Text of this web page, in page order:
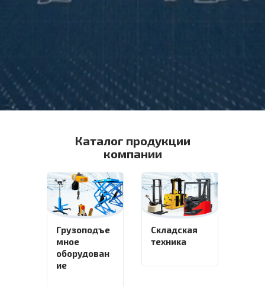
Каталог продукции
компании
Грузоподъе
мное
оборудован
ие
Складская
техника